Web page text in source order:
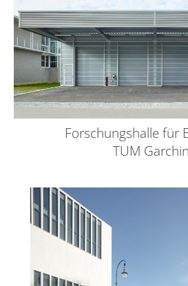
Forschungshalle für
TUM